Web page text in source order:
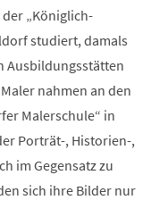
„Königlich-
studiert, damals
Ausbildungsstätten
nahmen an den
Malerschule“ in
Porträt-, Historien-,
im Gegensatz zu
sich ihre Bilder nur